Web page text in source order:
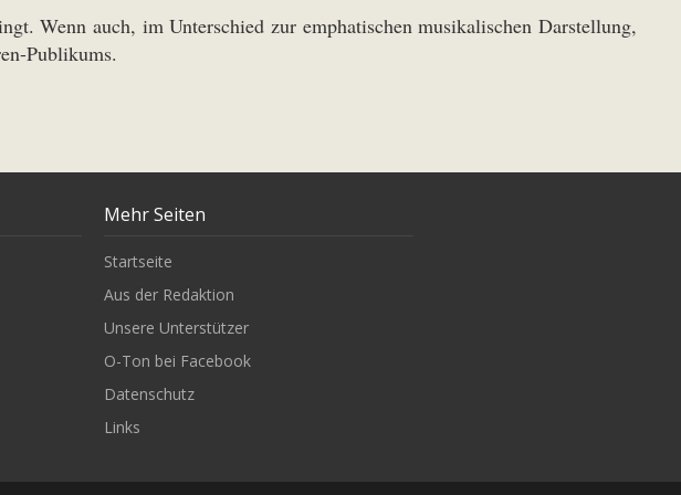
Wenn auch, im Unterschied zur emphatischen musikalischen Darstellung,
Publikums.
Mehr Seiten
Startseite
Aus der Redaktion
Unsere Unterstützer
O-Ton bei Facebook
Datenschutz
Links